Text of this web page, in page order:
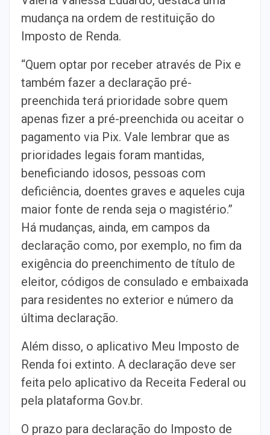
mudança na ordem de restituição do
Imposto de Renda.
“Quem optar por receber através de Pix e
também fazer a declaração pré-
preenchida terá prioridade sobre quem
apenas fizer a pré-preenchida ou aceitar o
pagamento via Pix. Vale lembrar que as
prioridades legais foram mantidas,
beneficiando idosos, pessoas com
deficiência, doentes graves e aqueles cuja
maior fonte de renda seja o magistério.”
Há mudanças, ainda, em campos da
declaração como, por exemplo, no fim da
exigência do preenchimento de título de
eleitor, códigos de consulado e embaixada
para residentes no exterior e número da
última declaração.
Além disso, o aplicativo Meu Imposto de
Renda foi extinto. A declaração deve ser
feita pelo aplicativo da Receita Federal ou
pela plataforma Gov.br.
O prazo para declaração do Imposto de